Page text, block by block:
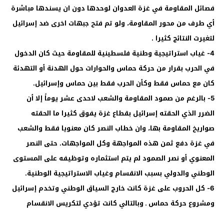
فصائل المقاومة في غزة العدوان لوحدها دون ان يسندها مباشرة
أي طرف من محور المقاومة، ولو تم فتح جبهات اخرى ضد إسرائيل
لتغيرت النتائج كثيرا .
4- غياب استراتيجية وطنية فلسطينية للمقاومة حيث كان الدخول
في الحرب بقرار من حركة حماس والحوارات حول الهدنة أو التهدئة
كان مع حماس فقط وكأن الحرب فقط بين حماس وإسرائيل.
5- بالرغم من صمود المقاومة والشعب لاحدى عشر يوماً إلا أن
الضرر الذي الحقته إسرائيل بقطاع غزة يفوق كثيرا ما الحقته
صواريخ المقاومة بها، وان خطاب النصر كان معنويا فقط والشعب
في غزة دفع ثمن هذه المواجهة وكل المواجهات. حتى النصر
المعنوي أو نصر الصمود لم يتم استثماره وتوظيفه على المستوى
الوطني والدولي بسبب الانقسام وغياب الاستراتيجية الوطنية.
6- كل الحروب على غزة كانت خارج السياق الوطني وتخدم إسرائيل
ومشروع حركة حماس ـ وبالتالي كانت تؤدي لتكريس الانقسام